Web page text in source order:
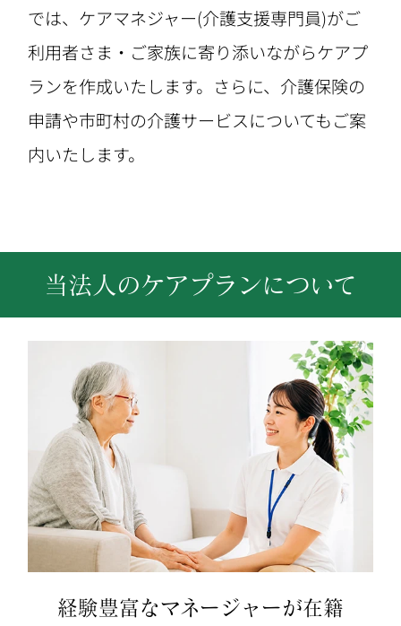
では、ケアマネジャー(介護支援専門員)がご
利用者さま・ご家族に寄り添いながらケアプ
ランを作成いたします。さらに、介護保険の
申請や市町村の介護サービスについてもご案
内いたします。
当法人のケアプランについて
経験豊富なマネージャーが在籍